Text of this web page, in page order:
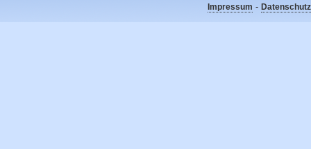
Impressum - Datenschutz